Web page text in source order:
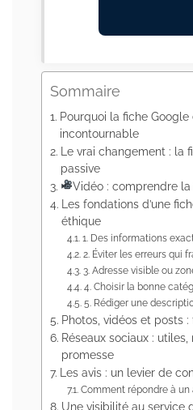
Sommaire
Pourquoi la fiche Google
incontournable
Le vrai changement : la
passive
Vidéo : comprendre la
Les fondations d’une
éthique
1. Des informations
2. Éviter les erreurs qui
3. Adresse visible ou
4. Choisir la bonne
5. Rédiger une
Photos, vidéos et posts
Réseaux sociaux : utiles,
promesse
Les avis : un levier de
Comment répondre à un
Une visibilité au service